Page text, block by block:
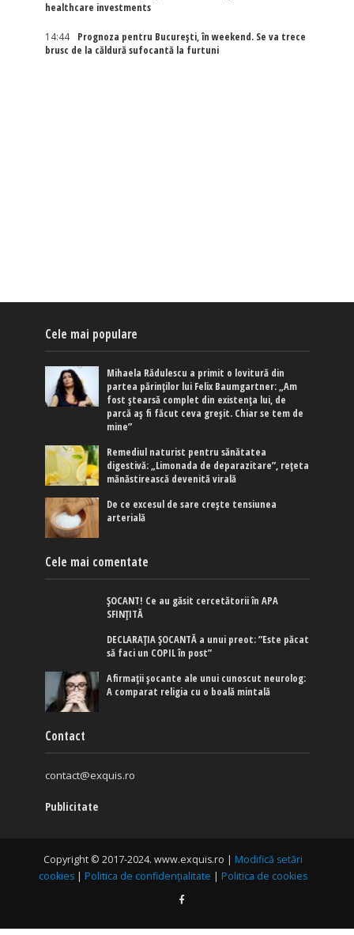
healthcare investments
14:44
Prognoza pentru București, în weekend. Se va trece
brusc de la căldură sufocantă la furtuni
Cele mai populare
Mihaela Rădulescu a primit o lovitură din
partea părinților lui Felix Baumgartner: „Am
fost ștearsă complet din existența lui, de
parcă aș fi făcut ceva greșit. Chiar se tem de
mine”
Remediul naturist pentru sănătatea
digestivă: „Limonada de deparazitare”, rețeta
mănăstirească devenită virală
De ce excesul de sare crește tensiunea
arterială
Cele mai comentate
ȘOCANT! Ce au găsit cercetătorii în APA
SFINȚITĂ
DECLARAȚIA ȘOCANTĂ a unui preot: ”Este păcat
să faci un COPIL în post”
Afirmaţii şocante ale unui cunoscut neurolog:
A comparat religia cu o boală mintală
Contact
contact@exquis.ro
Publicitate
Copyright © 2017-2024. www.exquis.ro | Modifică setări
cookies | Politica de confidențialitate | Politica de cookies